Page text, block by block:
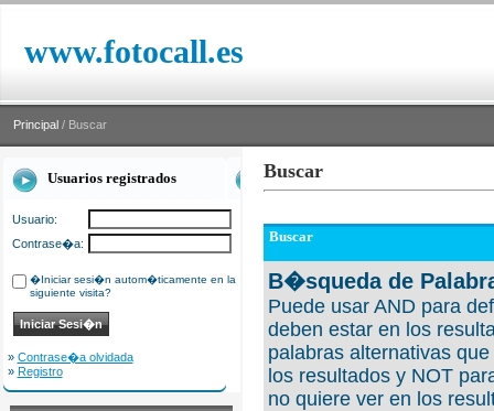
www.fotocall.es
Principal / Buscar
Usuarios registrados
Usuario:
Contrase�a:
�Iniciar sesi�n autom�ticamente en la
siguiente visita?
» Contrase�a olvidada
» Registro
Buscar
Buscar
B�squeda de
Puede usar AND para
deben estar en los
palabras alternativas
los resultados y NOT
no quiere ver en los